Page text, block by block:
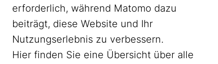
erforderlich, während Matomo dazu
beiträgt, diese Website und Ihr
Nutzungserlebnis zu verbessern.
Hier finden Sie eine Übersicht über alle